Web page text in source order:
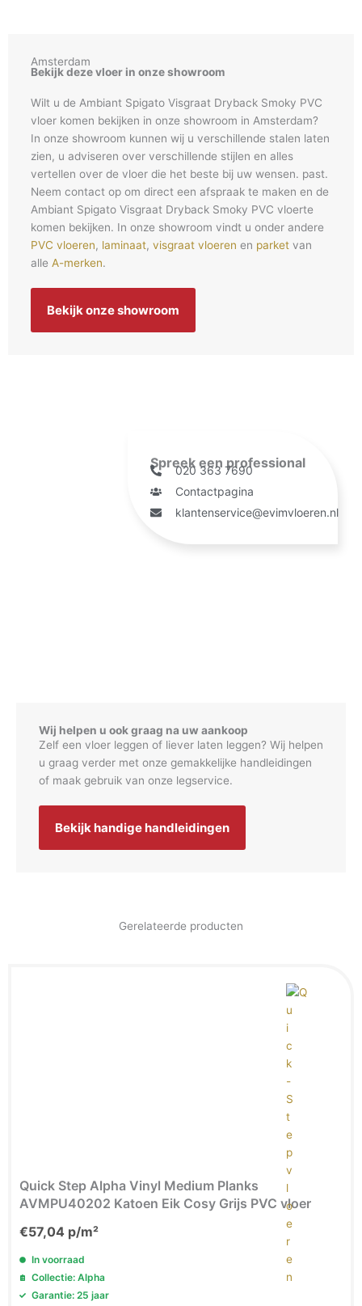
Amsterdam
Bekijk deze vloer in onze showroom
Wilt u de Ambiant Spigato Visgraat Dryback Smoky PVC
vloer komen bekijken in onze showroom in Amsterdam?
In onze showroom kunnen wij u verschillende stalen laten
zien, u adviseren over verschillende stijlen en alles
vertellen over de vloer die het beste bij uw wensen. past.
Neem contact op om direct een afspraak te maken en de
Ambiant Spigato Visgraat Dryback Smoky PVC vloerte
komen bekijken. In onze showroom vindt u onder andere
PVC vloeren, laminaat, visgraat vloeren en parket van
alle A-merken.
Bekijk onze showroom
Spreek een professional
020 363 7690
Contactpagina
klantenservice@evimvloeren.nl
Wij helpen u ook graag na uw aankoop
Zelf een vloer leggen of liever laten leggen? Wij helpen
u graag verder met onze gemakkelijke handleidingen
of maak gebruik van onze legservice.
Bekijk handige handleidingen
Gerelateerde producten
Quick Step Alpha Vinyl Medium Planks
AVMPU40202 Katoen Eik Cosy Grijs PVC vloer
€57,04 p/m²
In voorraad
Collectie: Alpha
Garantie: 25 jaar